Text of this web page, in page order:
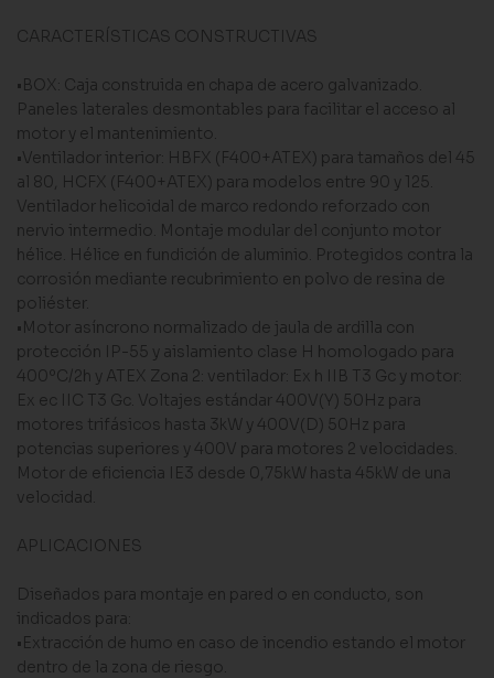
CARACTERÍSTICAS CONSTRUCTIVAS
•BOX: Caja construida en chapa de acero galvanizado.
Paneles laterales desmontables para facilitar el acceso al
motor y el mantenimiento.
•Ventilador interior: HBFX (F400+ATEX) para tamaños del 45
al 80, HCFX (F400+ATEX) para modelos entre 90 y 125.
Ventilador helicoidal de marco redondo reforzado con
nervio intermedio. Montaje modular del conjunto motor
hélice. Hélice en fundición de aluminio. Protegidos contra la
corrosión mediante recubrimiento en polvo de resina de
poliéster.
•Motor asíncrono normalizado de jaula de ardilla con
protección IP-55 y aislamiento clase H homologado para
400ºC/2h y ATEX Zona 2: ventilador: Ex h IIB T3 Gc y motor:
Ex ec IIC T3 Gc. Voltajes estándar 400V(Y) 50Hz para
motores trifásicos hasta 3kW y 400V(D) 50Hz para
potencias superiores y 400V para motores 2 velocidades.
Motor de eficiencia IE3 desde 0,75kW hasta 45kW de una
velocidad.
APLICACIONES
Diseñados para montaje en pared o en conducto, son
indicados para:
•Extracción de humo en caso de incendio estando el motor
dentro de la zona de riesgo.